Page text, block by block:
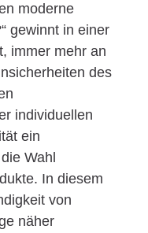
moderne
gewinnt in einer
immer mehr an
des
individuellen
ein
Wahl
In diesem
von
näher